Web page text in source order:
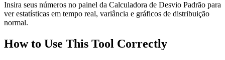
Insira seus números no painel da Calculadora de Desvio Padrão para
ver estatísticas em tempo real, variância e gráficos de distribuição
normal.
How to Use This Tool Correctly